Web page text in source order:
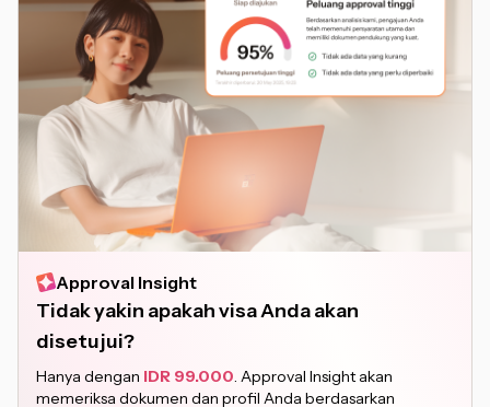
Approval Insight
Tidak yakin apakah visa Anda akan
disetujui?
Hanya dengan IDR 99.000. Approval Insight akan
memeriksa dokumen dan profil Anda berdasarkan